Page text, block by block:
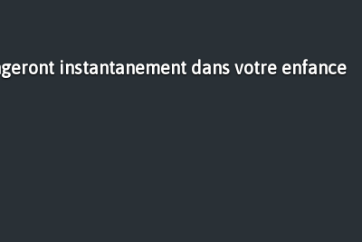
instantanement dans votre enfance